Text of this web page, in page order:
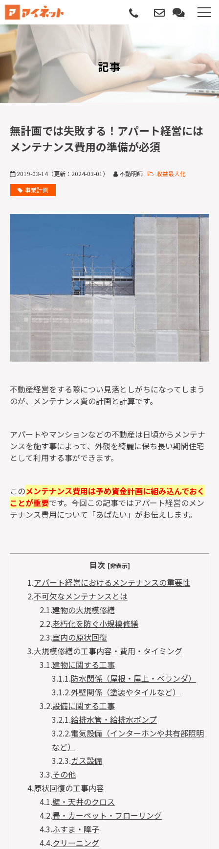
選ばれる理由
導入について
サポートについて
記事
資料請求
記事
無計画では失敗する！アパート経営には
メンテナンス費用の準備が必須
2019-03-14（更新： 2024-03-01 ） 不動明師
収益最大化
事業計画
不動産経営をする際につい見落としがちになってしまう
のが、メンテナンス費の計画と計算です。
アパートやマンションなどの不動産は日頃からメンテナ
ンスを施す事によって、外観を綺麗に保ち長い期間住宅
として利用する事ができます。
このメンテナンス費用は予め資金計画に組み込んでおく
ことが重要です。今回この記事ではアパート経営のメン
テナンス費用について「あぱたい」がお伝えします。
目次 [非表示]
1.アパート経営におけるメンテナンスの重要性
2.不可欠なメンテナンスとは
2.1.建物の大規模修繕
2.2.老朽化を防ぐ小規模修繕
2.3.室内の原状回復
3.大規模修繕の工事内容・費用・タイミング
3.1.建物に関する工事
3.1.1.防水関係（屋根・屋上・ベランダ）
3.1.2.外壁関係（塗装やタイルなど）
3.2.設備に関する工事
3.2.1.給排水管・給排水ポンプ
3.2.2.電気設備（インターホンや共有部照明
など）
3.2.3.ガス設備
3.3.その他
4.原状回復の工事内容
4.1.壁・天井のクロス
4.2.畳・カーペット・フローリング
4.3.ふすま・障子
4.4.クリーニング